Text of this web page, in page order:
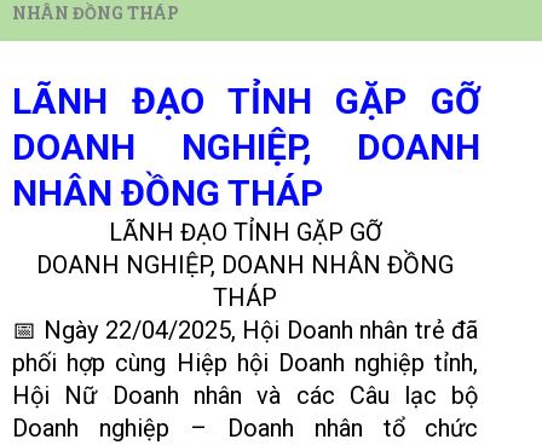
NHÂN ĐỒNG THÁP
LÃNH ĐẠO TỈNH GẶP GỠ
DOANH NGHIỆP, DOANH
NHÂN ĐỒNG THÁP
LÃNH ĐẠO TỈNH GẶP GỠ
DOANH NGHIỆP, DOANH NHÂN ĐỒNG
THÁP
📅 Ngày 22/04/2025, Hội Doanh nhân trẻ đã
phối hợp cùng Hiệp hội Doanh nghiệp tỉnh,
Hội Nữ Doanh nhân và các Câu lạc bộ
Doanh nghiệp – Doanh nhân tổ chức